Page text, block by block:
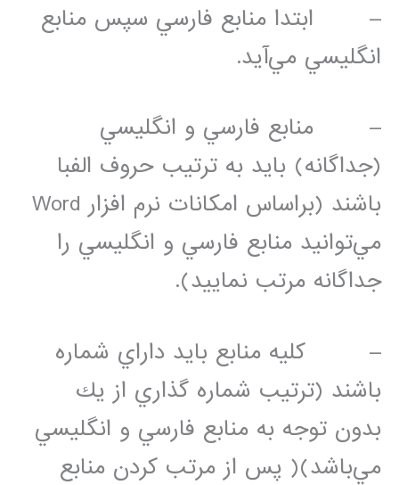
– ابتدا منابع فارسي سپس منابع
انگليسي مي‌آيد.
– منابع فارسي و انگليسي
(جداگانه) بايد به ترتيب حروف الفبا
باشند (براساس امكانات نرم افزار Word
مي‌توانيد منابع فارسي و انگليسي را
جداگانه مرتب نماييد).
– كليه منابع بايد داراي شماره
باشند (ترتيب شماره گذاري از يك
بدون توجه به منابع فارسي و انگليسي
مي‌باشد)( پس از مرتب كردن منابع